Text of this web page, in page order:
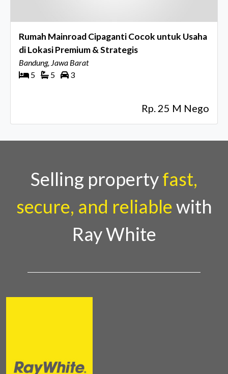
Rumah Mainroad Cipaganti Cocok untuk Usaha
di Lokasi Premium & Strategis
Bandung, Jawa Barat
5
5 3
Rp. 25 M Nego
Selling propertyfast,
secure, and reliablewith
Ray White